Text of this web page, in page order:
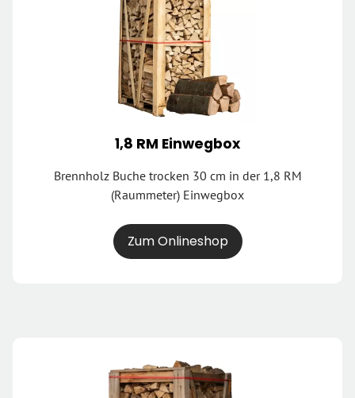
1,8 RM Einwegbox
Brennholz Buche trocken 30 cm in der 1,8 RM
(Raummeter) Einwegbox
Zum Onlineshop